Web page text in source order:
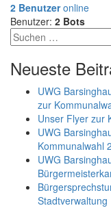
2 Benutzeronline
Benutzer: 2 Bots
Neueste
UWG
zur
Unser Flyer zur
UWG
Kommunalwahl
UWG
Stadtverwaltung